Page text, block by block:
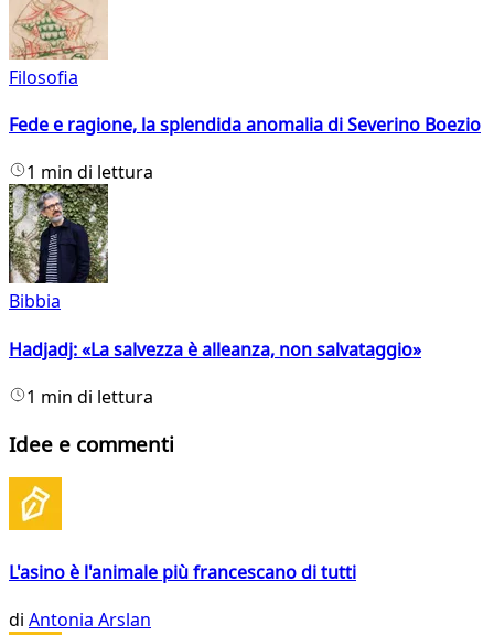
Filosofia
Fede e ragione, la splendida anomalia di Severino Boezio
1 min di lettura
Bibbia
Hadjadj: «La salvezza è alleanza, non salvataggio»
1 min di lettura
Idee e commenti
L'asino è l'animale più francescano di tutti
di Antonia Arslan